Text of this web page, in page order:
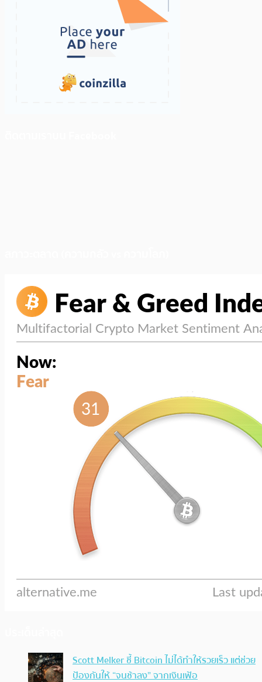
Scott Melker ชี้ Bitcoin ไม่ได้ทำให้รวยเร็ว แต่ช่วย
ป้องกันให้ “จนช้าลง” จากเงินเฟ้อ